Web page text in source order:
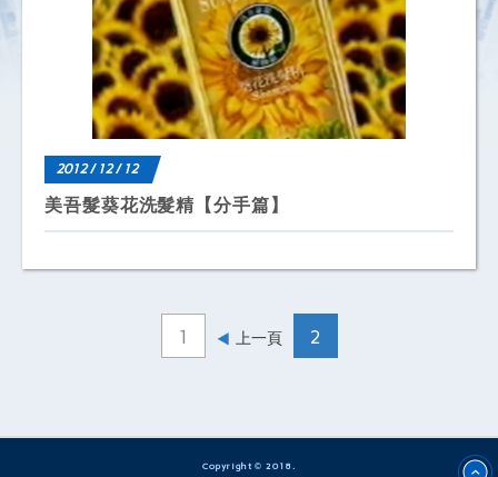
2012 / 12 / 12
美吾髮葵花洗髮精【分手篇】
1 上一頁 2
Copyright© 2018.